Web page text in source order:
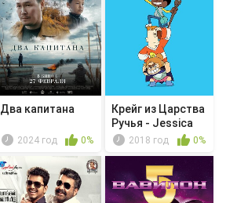
Два капитана
2024 год 0%
Крейг из Царства
Ручья - Jessica
Goes...2018 год 0%